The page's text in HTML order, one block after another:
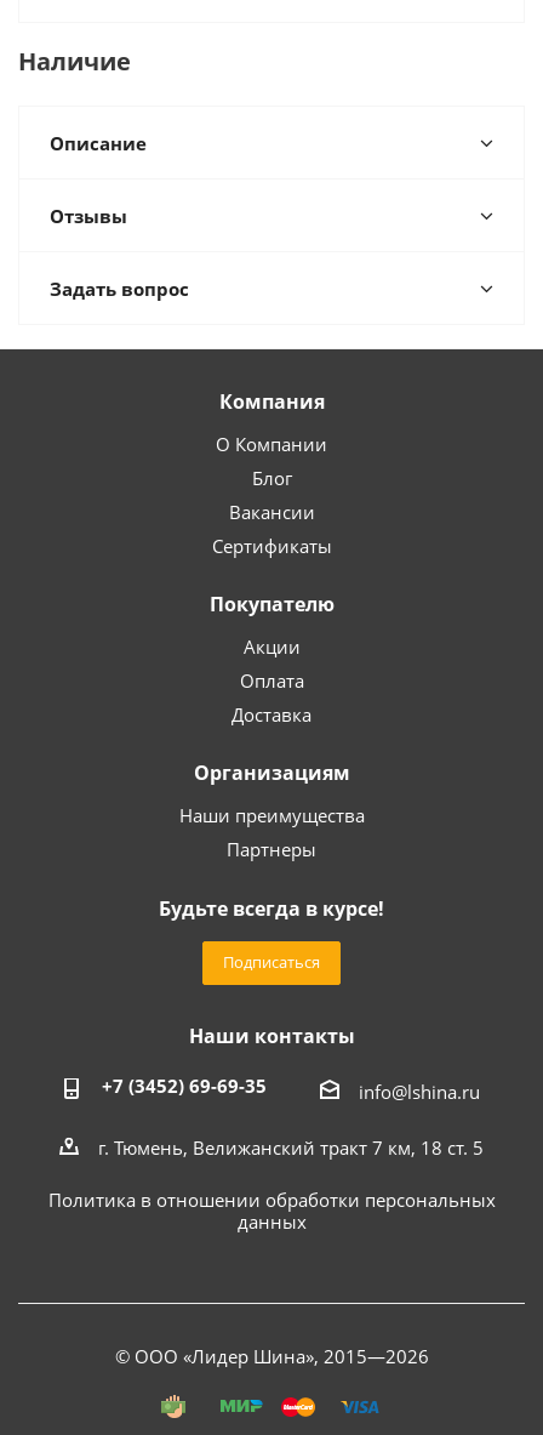
Наличие
Описание
Отзывы
Задать вопрос
Компания
О Компании
Блог
Вакансии
Сертификаты
Покупателю
Акции
Оплата
Доставка
Организациям
Наши преимущества
Партнеры
Будьте всегда в курсе!
Подписаться
Наши контакты
+7 (3452) 69-69-35 info@lshina.ru
г. Тюмень, Велижанский тракт 7 км, 18 ст. 5
Политика в отношении обработки персональных
данных
© ООО «Лидер Шина», 2015—2026